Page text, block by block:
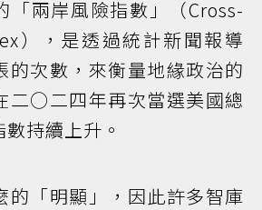
「兩岸風險指數」（Cross-
），是透過統計新聞報導
的次數，來衡量地緣政治的
二○二四年再次當選美國總
持續上升。
的「明顯」，因此許多智庫